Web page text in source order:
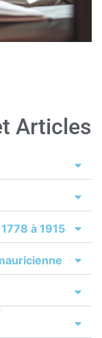
Articles
à 1915